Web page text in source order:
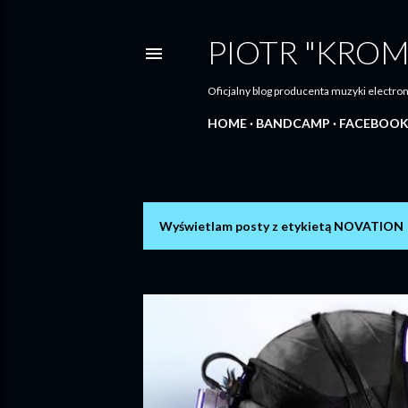
PIOTR
Oficjalny blog producenta muzyki
HOME BANDCAMP FACEBOOK
s
Wyświetlam posty z etykietą NOVATION